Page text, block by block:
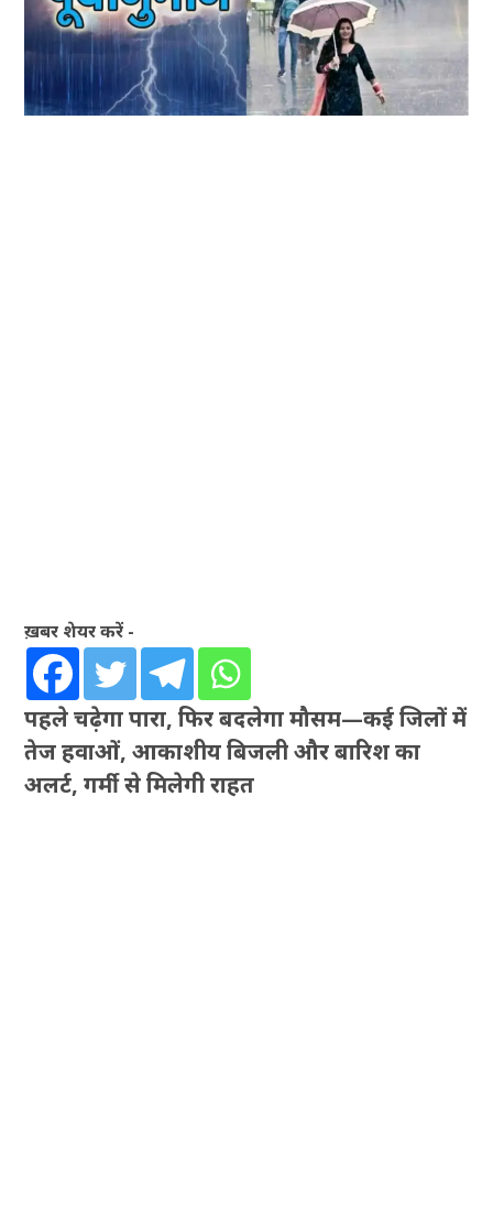
ख़बर शेयर करें -
पहले चढ़ेगा पारा, फिर बदलेगा मौसम—कई जिलों में
तेज हवाओं, आकाशीय बिजली और बारिश का
अलर्ट, गर्मी से मिलेगी राहत